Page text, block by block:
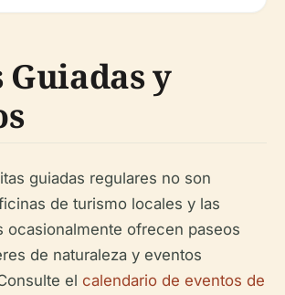
y
guiadas regulares no son
de turismo locales y las
ocasionalmente ofrecen paseos
de naturaleza y eventos
el calendario de eventos de